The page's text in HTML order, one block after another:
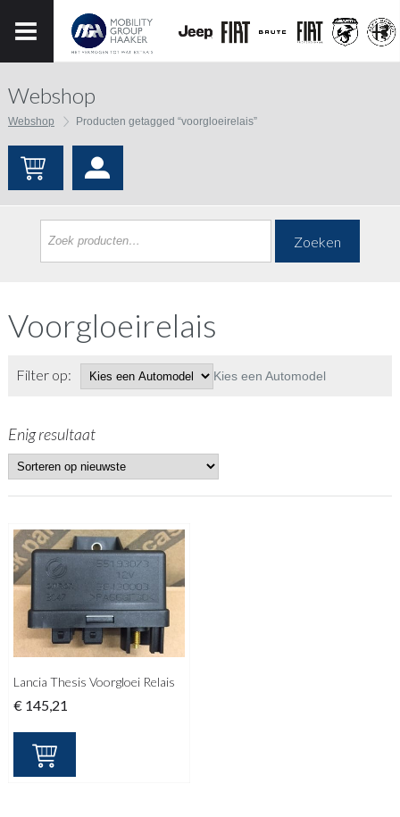
Webshop
Webshop Producten getagged “voorgloeirelais”
Zoeken
Voorgloeirelais
Filter op: Kies een Automodel
Enig resultaat
Lancia Thesis Voorgloei Relais
€ 145,21